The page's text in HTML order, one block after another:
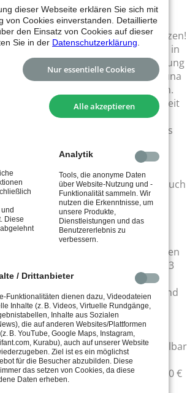
ausgeglichen.
einen Parkplatz besteht nicht. Es
öffentliche Verkehrsmittel zu nutzen!
erhält jedes Mitglied einen Ausweis in
Speichermediums. Die Nutzung
des Kursbereichs und der Sauna
Legitimation per Ausweis verboten.
ist eine Kaution in Höhe von derzeit
Bei Rückgabe des
und unbeschädigten Ausweises
Anlage ist es verpflichtend, sich am
erhaltenen Ausweis an- und
Nutzung der Trainingsfläche ist auch
Legitimation mittels An- und
dafür vorgesehenen Stationen,
für jeden Nutzer obligatorisch! Das
hingewiesen, dass die
trainingsbezogenen und vertraglichen
gespeichert werden (Hinweis 33
zu jedem Training mitzubringen und
Anweisungen einzusetzen bzw. auf
Personals vorzuzeigen!
den Ausweis an andere
Missbrauch hat unmittelbar
zur Folge. Der Ausweis wird
und eine Strafgebühr von 200,00 €
dieser Webseite erklären Sie sich mit
von Cookies einverstanden. Detaillierte
den Einsatz von Cookies auf dieser
Sie in der Datenschutzerklärung
Nur essentielle Cookies
Alle akzeptieren
Diese
Analytik
Tools, die anonyme Daten
über Website-Nutzung und -
Funktionalität sammeln. Wir
nutzen die Erkenntnisse, um
unsere Produkte,
Dienstleistungen und das
Benutzererlebnis zu
verbessern.
/ Drittanbieter
Funktionalitäten dienen dazu, Videodateien
Inhalte (z. B. Videos, Virtuelle Rundgänge,
Inhalte aus Sozialen
die auf anderen Websites/Plattformen
B. YouTube, Google Maps, Instagram,
Kurabu), auch auf unserer Website
Ziel ist es ein möglichst
für die Besucher abzubilden. Diese
das setzen von Cookies, da diese
Daten erheben.